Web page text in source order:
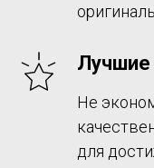
Не
для